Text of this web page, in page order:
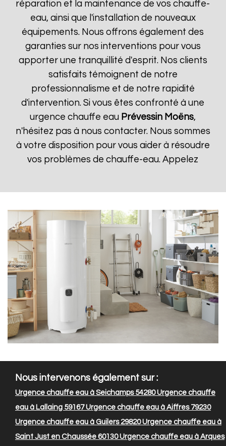
réparation et la maintenance de vos chauffe-
eau, ainsi que l'installation de nouveaux
équipements. Nous offrons également des
garanties sur nos interventions pour vous
apporter une tranquillité d'esprit. Nos clients
satisfaits témoignent de notre
professionnalisme et de notre rapidité
d'intervention. Si vous êtes confronté à une
urgence chauffe eau Prévessin Moëns,
n'hésitez pas à nous contacter. Nous sommes
à votre disposition pour vous aider à résoudre
vos problèmes de chauffe-eau. Appelez
Nous intervenons également sur :
Urgence chauffe eau à Seichamps 54280Urgence chauffe
eau à Lallaing 59167Urgence chauffe eau à Aiffres 79230
Urgence chauffe eau à Guilers 29820Urgence chauffe eau à
Saint Just en Chaussée 60130Urgence chauffe eau à Arques